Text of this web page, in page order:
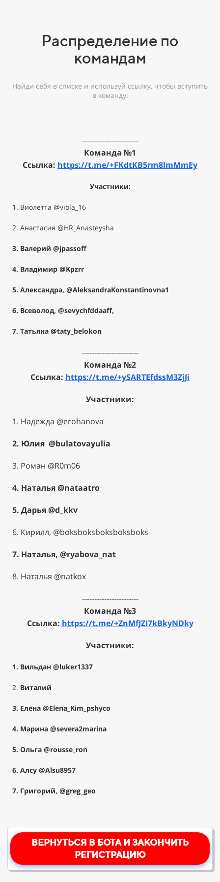
Распределение по
командам
Найди себя в списке и используй ссылку, чтобы вступить
в команду:
-----------------------
Команда №1
Ссылка: https://t.me/+FKdtKB5rm8lmMmEy
Участники:
1. Виолетта @viola_16
2. Анастасия @HR_Anasteysha
3. Валерий @jpassoff
4. Владимир @Kpzrr
5. Александра, @AleksandraKonstantinovna1
6. Всеволод, @sevychfddaaff,
7. Татьяна @taty_belokon
-----------------------
Команда №2
Ссылка: https://t.me/+ySARTEfdssM3ZjJi
Участники:
1. Надежда @erohanova
2. Юлия @bulatovayulia
3. Роман @R0m06
4. Наталья @nataatro
5. Дарья@d_kkv
6. Кирилл, @boksboksboksboksboks
7. Наталья, @ryabova_nat
8. Наталья @natkox
-----------------------
Команда №3
Ссылка: https://t.me/+ZnMfJZI7kBkyNDky
Участники:
1. Вильдан @luker1337
2. Виталий
3. Елена @Elena_Kim_pshyco
4. Марина @severa2marina
5. Ольга @rousse_ron
6. Алсу @Alsu8957
7. Григорий, @greg_geo
ВЕРНУТЬСЯ В БОТА И ЗАКОНЧИТЬ
РЕГИСТРАЦИЮ